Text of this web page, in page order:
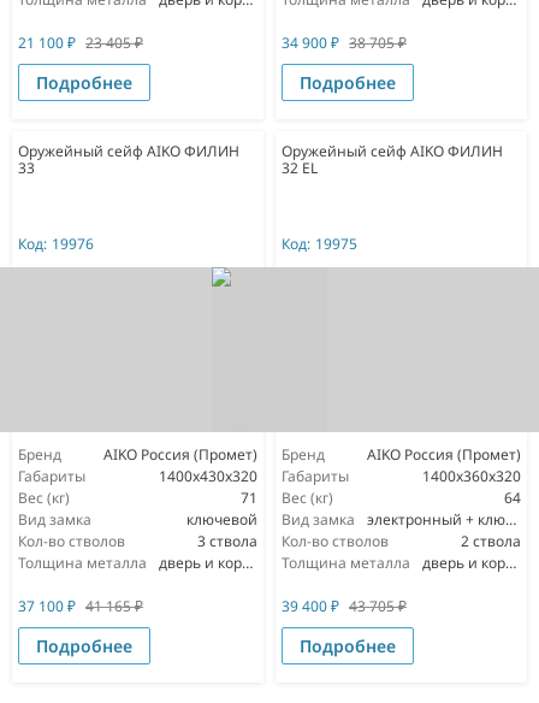
21 100₽ 23 405₽
Подробнее
34 900₽ 38 705₽
Подробнее
Оружейный сейф AIKO ФИЛИН
33
Код: 19976
Бренд
AIKO Россия (Промет)
Габариты
1400x430x320
Вес (кг)
71
Вид замка
ключевой
Кол-во стволов
3 ствола
Толщина металла
дверь и корпус 3мм
37 100₽ 41 165₽
Подробнее
Оружейный сейф AIKO ФИЛИН
32 EL
Код: 19975
Бренд
AIKO Россия (Промет)
Габариты
1400x360x320
Вес (кг)
64
Вид замка
электронный + ключевой
Кол-во стволов
2 ствола
Толщина металла
дверь и корпус 3мм
39 400₽ 43 705₽
Подробнее